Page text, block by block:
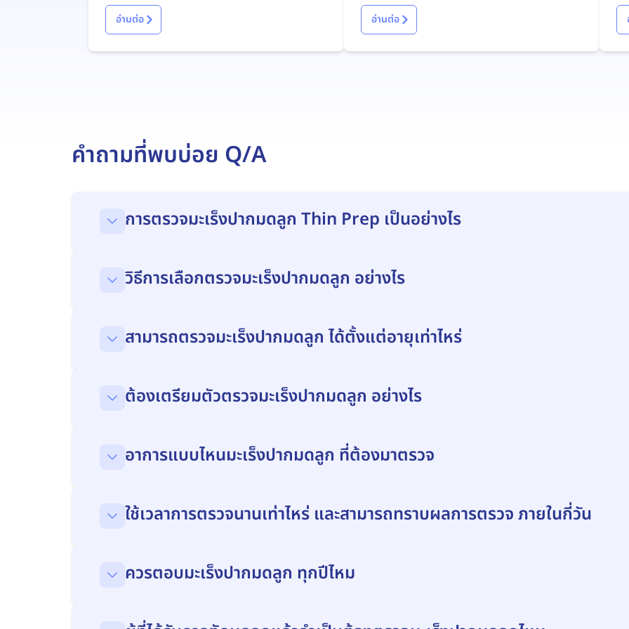
อ่านต่อ
อ่านต่อ
คำถามที่พบบ่อย Q/A
การตรวจมะเร็งปากมดลูก Thin Prep เป็นอย่างไร
วิธีการเลือกตรวจมะเร็งปากมดลูก อย่างไร
สามารถตรวจมะเร็งปากมดลูก ได้ตั้งแต่อายุเท่าไหร่
ต้องเตรียมตัวตรวจมะเร็งปากมดลูก อย่างไร
อาการแบบไหนมะเร็งปากมดลูก ที่ต้องมาตรวจ
ใช้เวลาการตรวจนานเท่าไหร่ และสามารถทราบผลการตรวจ ภายในกี่วัน
ควรตอบมะเร็งปากมดลูก ทุกปีไหม